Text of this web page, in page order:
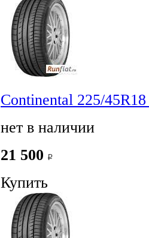
Continental 225/
нет в наличии
21 500
Купить